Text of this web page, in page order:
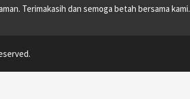
Terimakasih dan semoga betah bersama kami.